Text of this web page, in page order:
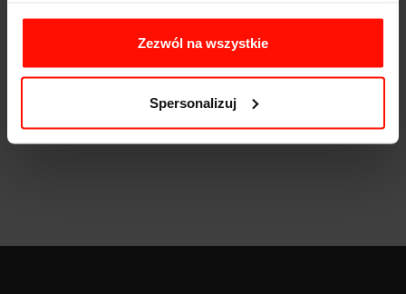
Zezwól na wszystkie
Spersonalizuj
Napęd:
40 l